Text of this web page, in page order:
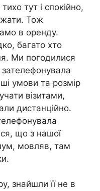
тут і спокійно,
Тож
в оренду.
багато хто
Ми погодилися
зателефонувала
умови та розмір
візитами,
дистанційно.
що з нашої
мовляв, там
знайшли її не в